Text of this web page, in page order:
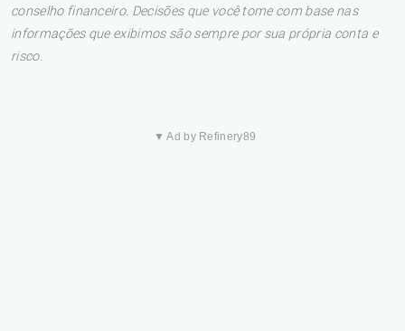
conselho financeiro. Decisões que você tome com base nas
informações que exibimos são sempre por sua própria conta e
risco.
▼ Ad by Refinery89